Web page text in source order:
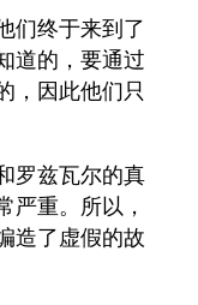
们终于来到了
道的，要通过
，因此他们只
罗兹瓦尔的真
严重。所以，
造了虚假的故